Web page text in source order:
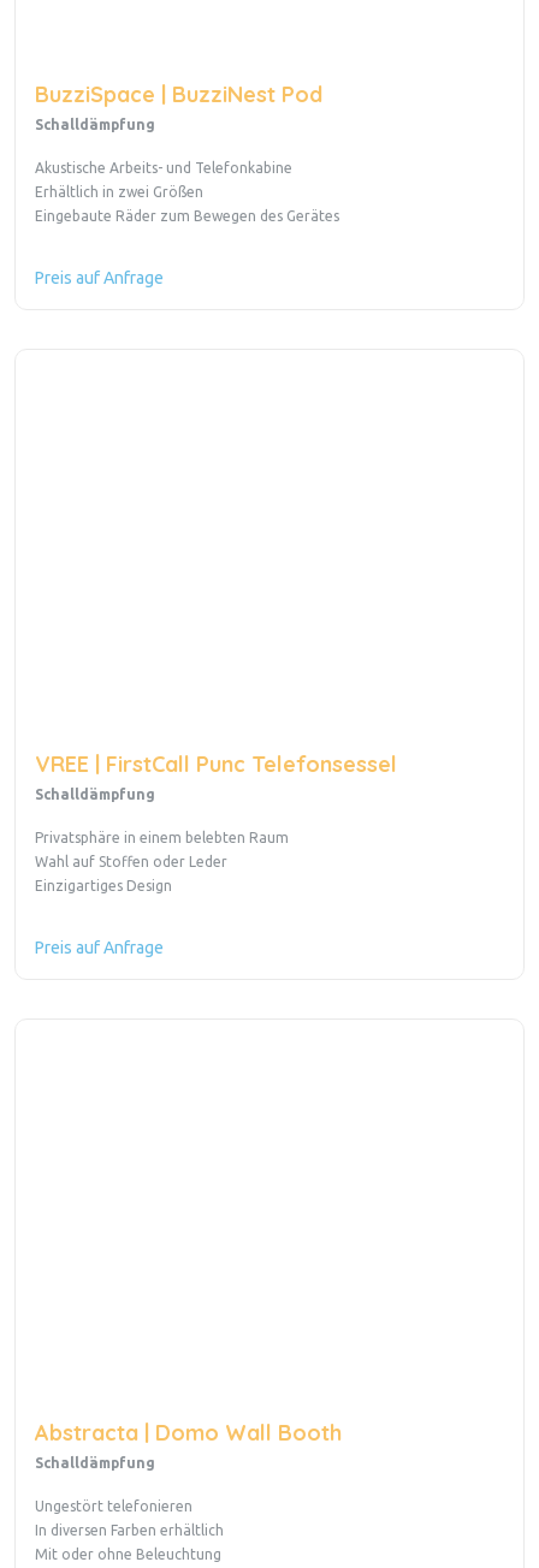
BuzziSpace | BuzziNest Pod
Schalldämpfung
Akustische Arbeits- und Telefonkabine
Erhältlich in zwei Größen
Eingebaute Räder zum Bewegen des Gerätes
Preis auf Anfrage
VREE | FirstCall Punc Telefonsessel
Schalldämpfung
Privatsphäre in einem belebten Raum
Wahl auf Stoffen oder Leder
Einzigartiges Design
Preis auf Anfrage
Abstracta | Domo Wall Booth
Schalldämpfung
Ungestört telefonieren
In diversen Farben erhältlich
Mit oder ohne Beleuchtung